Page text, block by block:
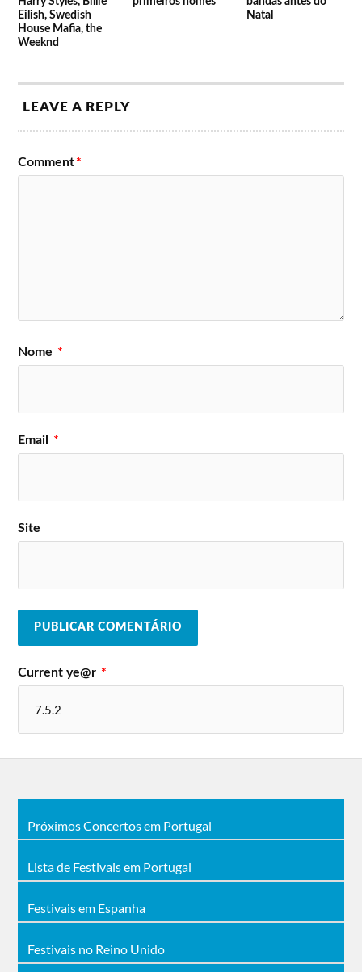
Eilish, Swedish
House Mafia, the
Weeknd
Natal
LEAVE A REPLY
Comment*
Nome *
Email *
Site
Current ye@r *
Próximos Concertos em Portugal
Lista de Festivais em Portugal
Festivais em Espanha
Festivais no Reino Unido